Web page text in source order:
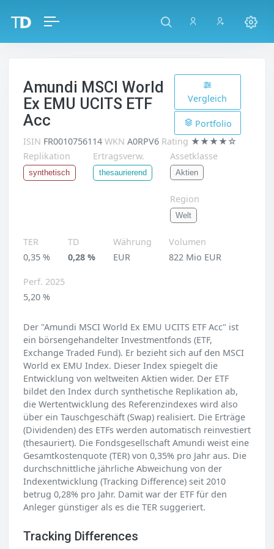
Amundi MSCI World
Ex EMU UCITS ETF
Acc
Vergleich
Portfolio
ISIN FR0010756114 WKN A0RPV6 Rating ★★★★☆
Replikation
synthetisch
Ertragsverw.
thesaurierend
Assetklasse
Aktien
Region
Welt
TER
0,35 %
TD
0,28 %
Währung
EUR
Volumen
822 Mio EUR
Perf. 2025
5,20 %
Der "Amundi MSCI World Ex EMU UCITS ETF Acc" ist
ein börsengehandelter Investmentfonds (ETF,
Exchange Traded Fund). Er bezieht sich auf den MSCI
World ex EMU Index. Dieser Index spiegelt die
Entwicklung von weltweiten Aktien wider. Der ETF
bildet den Index durch synthetische Replikation ab,
die Wertentwicklung des Referenzindexes wird also
über ein Tauschgeschäft (Swap) realisiert. Die Erträge
(Dividenden) des ETFs werden automatisch reinvestiert
(thesauriert). Die Fondsgesellschaft Amundi weist eine
Gesamtkostenquote (TER) von 0,35% pro Jahr aus. Die
durchschnittliche jährliche Abweichung von der
Indexentwicklung (Tracking Difference) seit 2010
betrug 0,28% pro Jahr. Damit war der ETF für den
Anleger günstiger als es die TER suggeriert.
Tracking Differences